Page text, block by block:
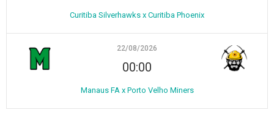
Curitiba Silverhawks x Curitiba Phoenix
22/08/2026
00:00
Manaus FA x Porto Velho Miners